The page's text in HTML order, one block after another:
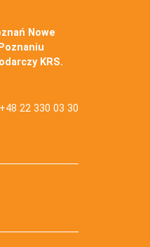
Nowe
KRS.
22 330 03 30